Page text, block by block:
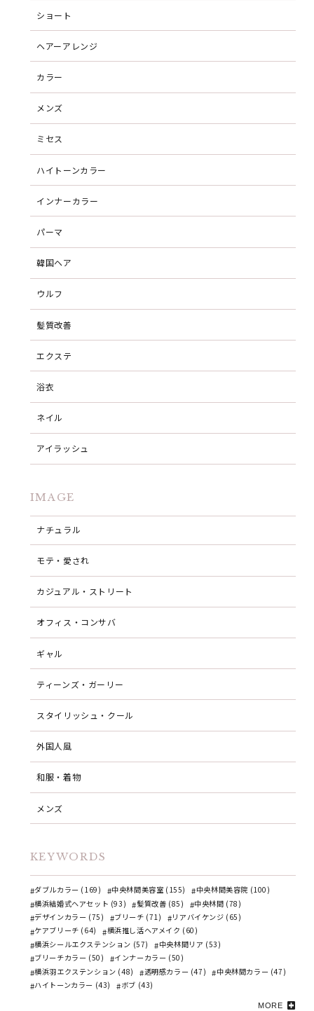
ショート
ヘアーアレンジ
カラー
メンズ
ミセス
ハイトーンカラー
インナーカラー
パーマ
韓国ヘア
ウルフ
髪質改善
エクステ
浴衣
ネイル
アイラッシュ
IMAGE
ナチュラル
モテ・愛され
カジュアル・ストリート
オフィス・コンサバ
ギャル
ティーンズ・ガーリー
スタイリッシュ・クール
外国人風
和服・着物
メンズ
KEYWORDS
ダブルカラー (169) 中央林間美容室 (155)
中央林間美容院 (100)
横浜結婚式ヘアセット (93)
髪質改善 (85)
中央林間 (78)
デザインカラー (75)
ブリーチ (71)
リアバイケンジ (65)
ケアブリーチ (64)
横浜推し活ヘアメイク (60)
横浜シールエクステンション (57)
中央林間リア (53)
ブリーチカラー (50)
インナーカラー (50)
横浜羽エクステンション (48)
透明感カラー (47)
中央林間カラー (47)
ハイトーンカラー (43)
ボブ (43)
MORE